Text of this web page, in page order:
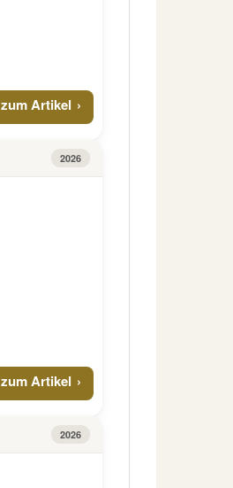
zum Artikel
2026
zum Artikel
2026